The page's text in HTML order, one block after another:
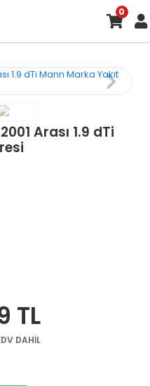
0
Arası 1.9 dTi
TL
DAHİL